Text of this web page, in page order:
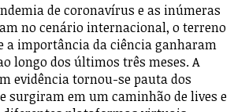
de coronavírus e as inúmeras
no cenário internacional, o terreno
a importância da ciência ganharam
longo dos últimos três meses. A
evidência tornou-se pauta dos
surgiram em um caminhão de lives e